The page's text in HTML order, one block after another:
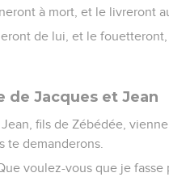
à mort, et le livreront
de lui, et le
de Jacques et Jean
fils de Zébédée,
te demanderons.
voulez-vous que je fasse